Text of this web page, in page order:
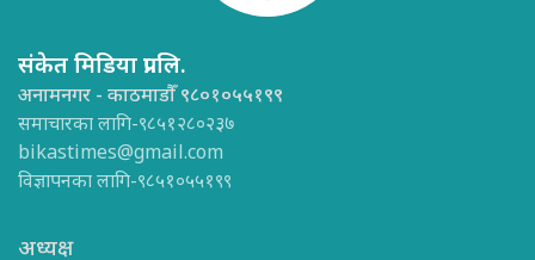
संकेत मिडिया प्रा.लि.
अनामनगर - काठमाडौँ ९८०१०५५१९९
समाचारका लागि-९८५१२८०२३७
bikastimes@gmail.com
विज्ञापनका लागि-९८५१०५५१९९
अध्यक्ष